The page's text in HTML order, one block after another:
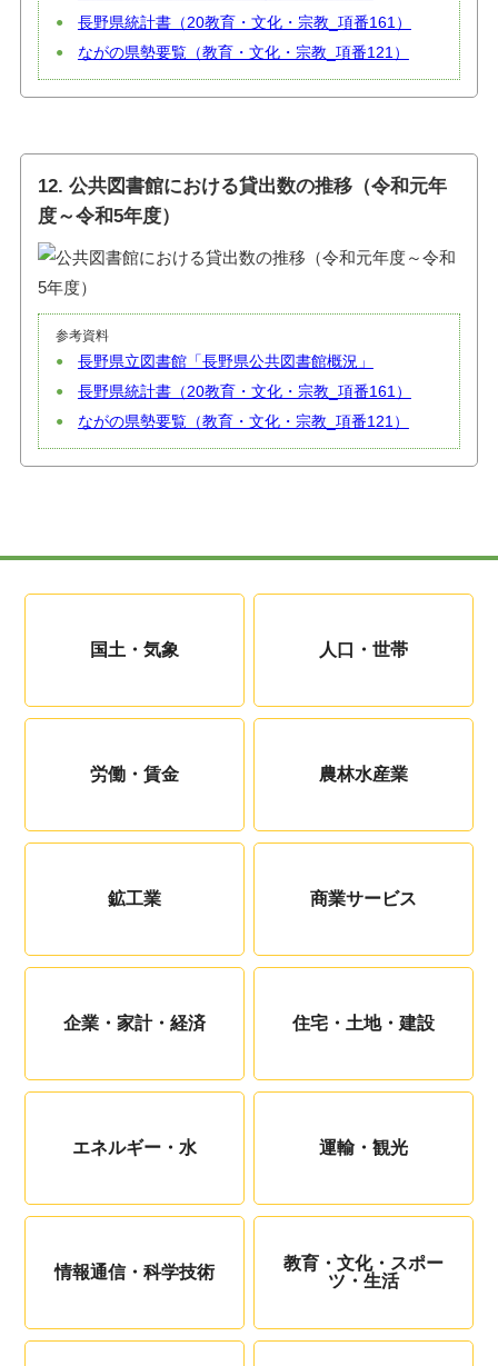
長野県統計書（20教育・文化・宗教_項番161）
ながの県勢要覧（教育・文化・宗教_項番121）
12. 公共図書館における貸出数の推移（令和元年
度～令和5年度）
参考資料
長野県立図書館「長野県公共図書館概況」
長野県統計書（20教育・文化・宗教_項番161）
ながの県勢要覧（教育・文化・宗教_項番121）
国土・気象 人口・世帯
労働・賃金 農林水産業
鉱工業 商業サービス
企業・家計・経済 住宅・土地・建設
エネルギー・水 運輸・観光
情報通信・科学技術
教育・文化・スポー
ツ・生活